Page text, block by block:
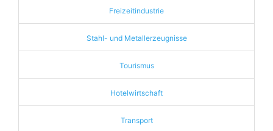
Freizeitindustrie
Stahl- und Metallerzeugnisse
Tourismus
Hotelwirtschaft
Transport